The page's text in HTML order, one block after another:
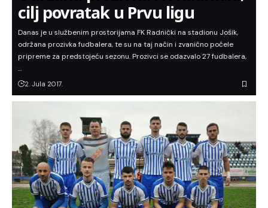
cilj povratak u Prvu ligu
Danas je u službenim prostorijama FK Radnički na stadionu Jošik,
održana prozivka fudbalera, te su na taj način i zvanično počele
pripreme za predstojeću sezonu. Prozivci se odazvalo 27 fudbalera,
…
2. Jula 2017.